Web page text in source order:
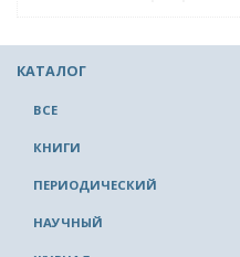
КАТАЛОГ
ВСЕ
КНИГИ
ПЕРИОДИЧЕСКИЙ
НАУЧНЫЙ